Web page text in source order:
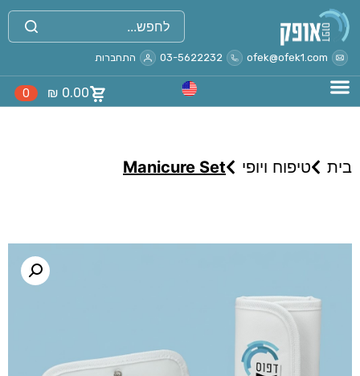
ofek@ofek1.com
03-5622232 התחברות
₪ 0.00
0
בית טיפוח ויופי Manicure Set